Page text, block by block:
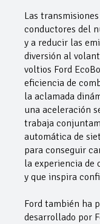
Las
conductores del
y a reducir las
diversión al
voltios Ford
eficiencia de
la aclamada
una aceleración
trabaja
automática de
para conseguir
la experiencia de
y que inspira
Ford también ha
desarrollado por